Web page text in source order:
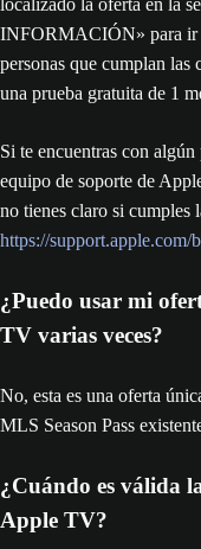
localizado la oferta en la
INFORMACIÓN» para ir
personas que cumplan las
una prueba gratuita de 1
Si te encuentras con
equipo de soporte de
no tienes claro si cumples
https://support.apple.com/
¿Puedo usar mi
TV varias veces?
No, esta es una oferta
MLS Season Pass
¿Cuándo es válida
Apple TV?